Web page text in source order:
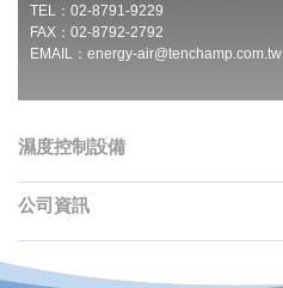
TEL：02-8791-9229
FAX：02-8792-2792
EMAIL： energy-air@tenchamp.com.tw
濕度控制設備
公司資訊